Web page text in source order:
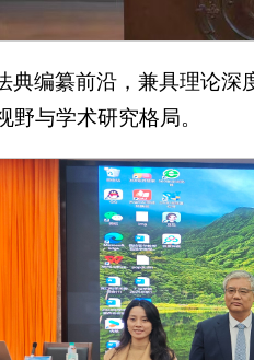
典编纂前沿，兼具理论
与学术研究格局。